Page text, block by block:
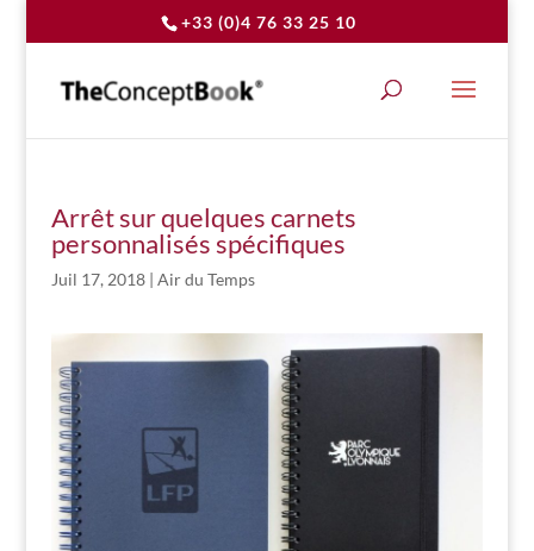
+33 (0)4 76 33 25 10
Arrêt sur quelques carnets
personnalisés spécifiques
Juil 17, 2018| Air du Temps